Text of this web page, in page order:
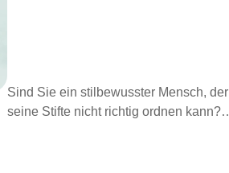
Sind Sie ein stilbewusster Mensch, der
seine Stifte nicht richtig ordnen kann?